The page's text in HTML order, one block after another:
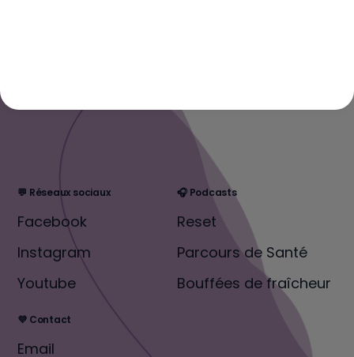
💬 Réseaux sociaux
Facebook
Instagram
Youtube
🎧 Podcasts
Reset
Parcours de Santé
Bouffées de fraîcheur
💜 Contact
Email